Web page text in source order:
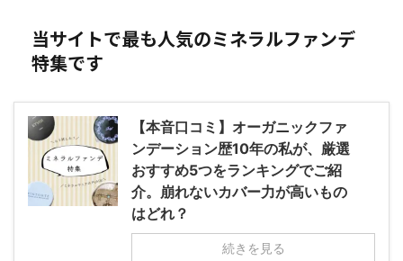
当サイトで最も人気のミネラルファンデ
特集です
【本音口コミ】オーガニックファ
ンデーション歴10年の私が、厳選
おすすめ5つをランキングでご紹
介。崩れないカバー力が高いもの
はどれ？
続きを見る